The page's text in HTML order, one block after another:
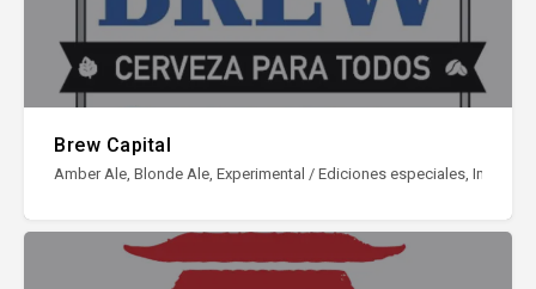
Brew Capital
Amber Ale, Blonde Ale, Experimental / Ediciones especiales, Imperial